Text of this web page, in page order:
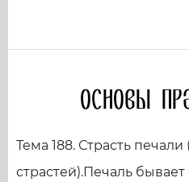
Основы
Тема 188. Страсть
страстей).Печаль